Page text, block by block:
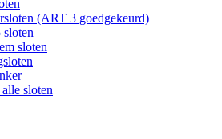
(ART 3 goedgekeurd)
sloten
sloten